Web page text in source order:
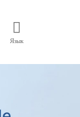
Язык